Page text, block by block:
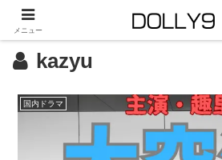
kazyu
国内ドラマ
メニュー